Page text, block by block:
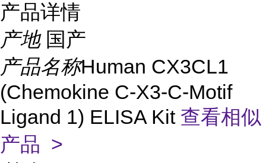
产品详情
产地 国产
产品名称Human CX3CL1
(Chemokine C-X3-C-Motif
Ligand 1) ELISA Kit 查看相似
产品 >